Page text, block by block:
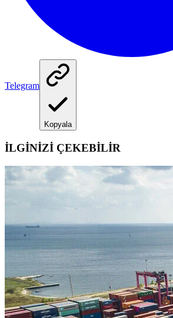
Telegram
Kopyala
İLGİNİZİ ÇEKEBİLİR